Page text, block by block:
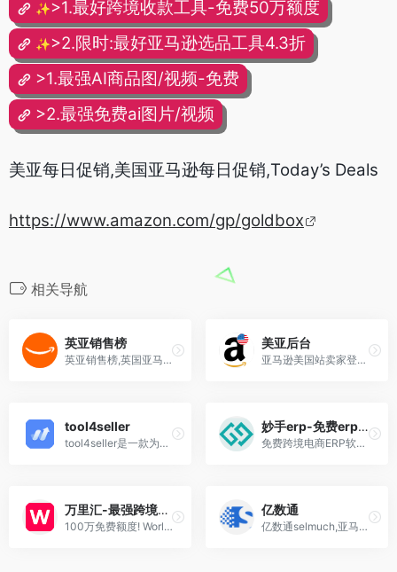
✨>1.最好跨境收款工具-免费50万额度
✨>2.限时:最好亚马逊选品工具4.3折
>1.最强AI商品图/视频-免费
>2.最强免费ai图片/视频
美亚每日促销,美国亚马逊每日促销,Today’s Deals
https://www.amazon.com/gp/goldbox
相关导航
英亚销售榜
英亚销售榜,英国亚马逊销售排行榜
美亚后台
亚马逊美国站卖家登录网址,Amazon后台管理中心
tool4seller
tool4seller是一款为全球亚马逊卖家开发的SaaS软件，并提供APP版本，核心功能包括自动化、智能化的销售数据分析处理、提供多种类型的可视化报表等商业智能服务，为经营亚马逊店铺的团队和企业提升运营效率，节约人力成本。(amz4seller已更名为tool4seller,支持多账号销售数据报表,精准成本利润计算,广告管理,合规索评等)
妙手erp-免费erp软件
免费跨境电商ERP软件，超60万跨境卖家的共同选择，支持Shopee、Lazada、TikTok、TEMU、OZON、Wildberries等28+主流电商平台多店铺
万里汇-最强跨境电商收款
100万免费额度! WorldFirst,一站式跨境收款解决方案.蚂蚁集团旗下专为跨境电商设计的国际收款及支付工具， 万里汇(WorldFirst) 业务覆盖50+国家及地区，服务全球50+万客户，支持40+全球电商平台以及10大全球主流货币
亿数通
亿数通selmuch,亚马逊CPC/PPC广告投放优化,智能广告工具,关键词数据分析,卖家店铺运营管理软件